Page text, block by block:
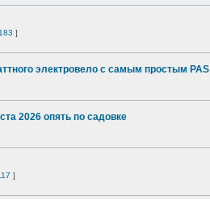
183 ]
электровело с самым простым PAS
2026 опять по садовке
]